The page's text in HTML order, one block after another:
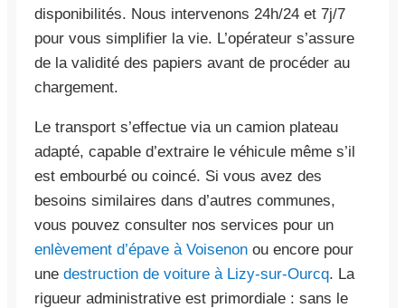
disponibilités. Nous intervenons 24h/24 et 7j/7
pour vous simplifier la vie. L’opérateur s’assure
de la validité des papiers avant de procéder au
chargement.
Le transport s’effectue via un camion plateau
adapté, capable d’extraire le véhicule même s’il
est embourbé ou coincé. Si vous avez des
besoins similaires dans d’autres communes,
vous pouvez consulter nos services pour un
enlèvement d’épave à Voisenon ou encore pour
une destruction de voiture à Lizy-sur-Ourcq. La
rigueur administrative est primordiale : sans le